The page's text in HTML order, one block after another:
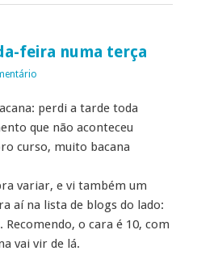
feira numa terça
perdi a tarde toda
que não aconteceu
curso, muito bacana
variar, e vi também um
aí na lista de blogs do lado:
Recomendo, o cara é 10, com
vai vir de lá.